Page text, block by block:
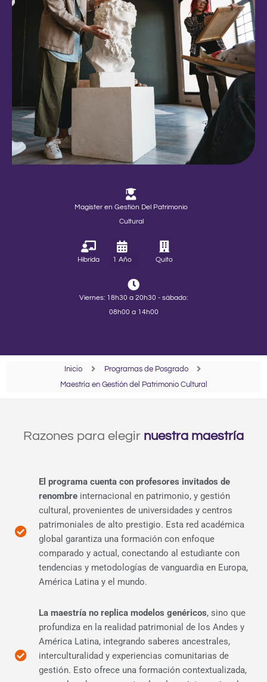
Magíster en Gestión Del Patrimonio
Cultural
Híbrida 1 Año Quito
Viernes: 18h30 a 20h30 - sábado:
08h00 a 14h00
Inicio
Programas de Posgrado
Maestría en Gestión del Patrimonio Cultural
Razones para elegir nuestra maestría
El programa cuenta con profesores invitados de
renombre internacional en patrimonio, y gestión
cultural, provenientes de universidades y centros
patrimoniales de alto prestigio. Esta red académica
global garantiza una formación con enfoque
comparado y actual, conectando al estudiante con
tendencias y metodologías de vanguardia en Europa,
América Latina y el mundo.
La maestría no replica modelos genéricos, sino que
profundiza en la realidad patrimonial de los Andes y
América Latina, integrando saberes ancestrales,
interculturalidad y experiencias comunitarias de
gestión. Esto ofrece una formación contextualizada,